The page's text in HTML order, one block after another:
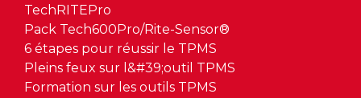
TechRITEPro
Pack Tech600Pro/Rite-Sensor®
6 étapes pour réussir le TPMS
Pleins feux sur l&#39;outil TPMS
Formation sur les outils TPMS